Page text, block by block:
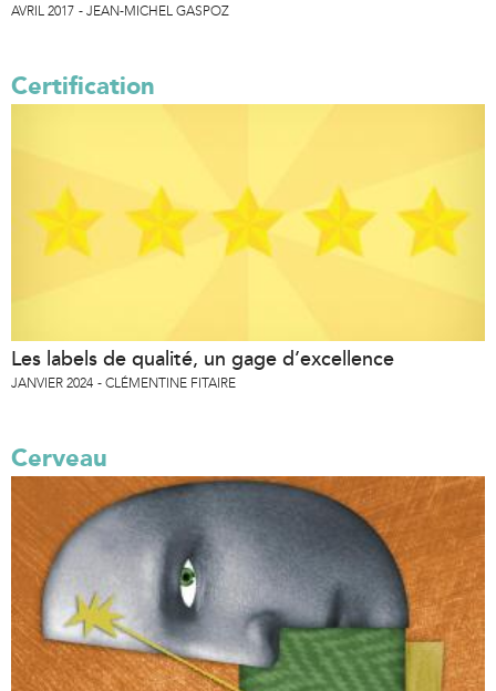
AVRIL 2017 JEAN-MICHEL GASPOZ
Certification
Les labels de qualité, un gage d’excellence
JANVIER 2024 CLÉMENTINE FITAIRE
Cerveau